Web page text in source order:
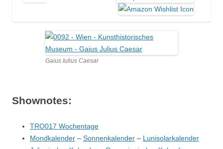
Gaius Iulius Caesar
Shownotes:
TRO017 Wochentage
Mondkalender – Sonnenkalender – Lunisolarkalender